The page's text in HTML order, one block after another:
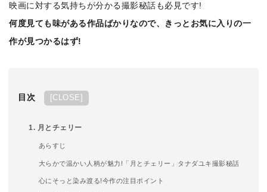
映画に対する気持ちが分かる撮影秘話も必見です!
何度見ても味がある作品ばかりなので、きっとお気に入りの一
作が見つかるはず!
目次 CLOSE
1. 月とチェリー
あらすじ
大らかで温かい人柄が魅力!「月とチェリー」タナダユキ撮影秘話
心にそっと染み渡る!今作の注目ポイント